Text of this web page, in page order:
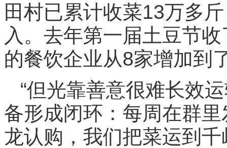
田村已累计收菜13万多
入。去年第一届土豆节
的餐饮企业从8家增加到
“但光靠善意很难长效
备形成闭环：每周在群
龙认购，我们把菜运到